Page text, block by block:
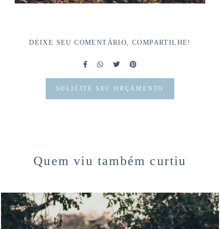
DEIXE SEU COMENTÁRIO, COMPARTILHE!
SOLICITE SEU ORÇAMENTO
Quem viu também curtiu